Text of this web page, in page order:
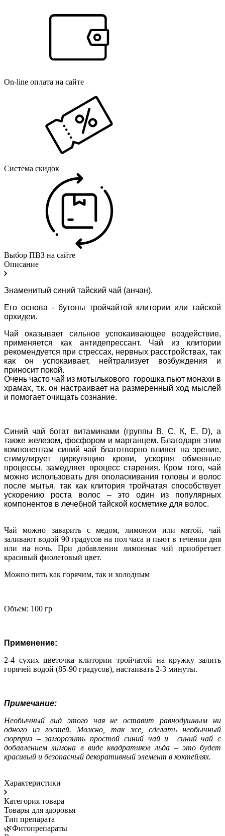
On-line оплата на сайте
Система скидок
Выбор ПВЗ на сайте
Описание
Знаменитый синий тайский чай (анчан).
Его основа - бутоны тройчайтой клитории или тайской
орхидеи.
Чай оказывает сильное успокаивающее воздействие,
применяется как антидепрессант. Чай из клитории
рекомендуется при стрессах, нервных расстройствах, так
как он успокаивает, нейтрализует возбуждения и
приносит покой.
Очень часто чай из мотылькового горошка пьют монахи в
храмах, т.к. он настраивает на размеренный ход мыслей
и помогает очищать сознание.
Синий чай богат витаминами (группы В, С, К, Е, D), а
также железом, фосфором и марганцем. Благодаря этим
компонентам синий чай благотворно влияет на зрение,
стимулирует циркуляцию крови, ускоряя обменные
процессы, замедляет процесс старения. Кром того, чай
можно использовать для ополаскивания головы и волос
после мытья, так как клитория тройчатая способствует
ускорению роста волос – это один из популярных
компонентов в лечебной тайской косметике для волос.
Чай можно заварить с медом, лимоном или мятой, чай
заливают водой 90 градусов на пол часа и пьют в течении дня
или на ночь. При добавлении лимонная чай приобретает
красивый фиолетовый цвет.
Можно пить как горячим, так и холодным
Объем: 100 гр
Применение:
2-4 сухих цветочка клитории тройчатой на кружку залить
горячей водой (85-90 градусов), настаивать 2-3 минуты.
Примечание:
Необычный вид этого чая не оставит равнодушным ни
одного из гостей. Можно, так же, сделать необычный
сюрприз – заморозить простой синий чай и синий чай с
добавлением лимона в виде квадратиков льда – это будет
красивый и безопасный декоративный элемент в коктейлях.
Характеристики
Категория товара
Товары для здоровья
Тип препарата
🌿Фитопрепараты